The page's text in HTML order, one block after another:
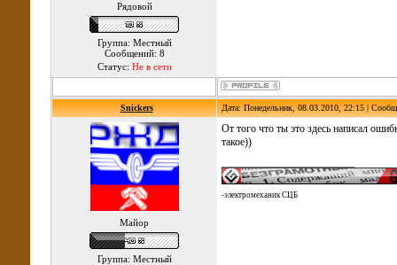
Рядовой
Группа: Местный
Сообщений: 8
Статус: Не в сети
Snickers Дата: Понедельник, 08.03.2010, 22:15 |
Майор
Группа: Местный
От того что ты это здесь написал
такое))
-электромеханик СЦБ